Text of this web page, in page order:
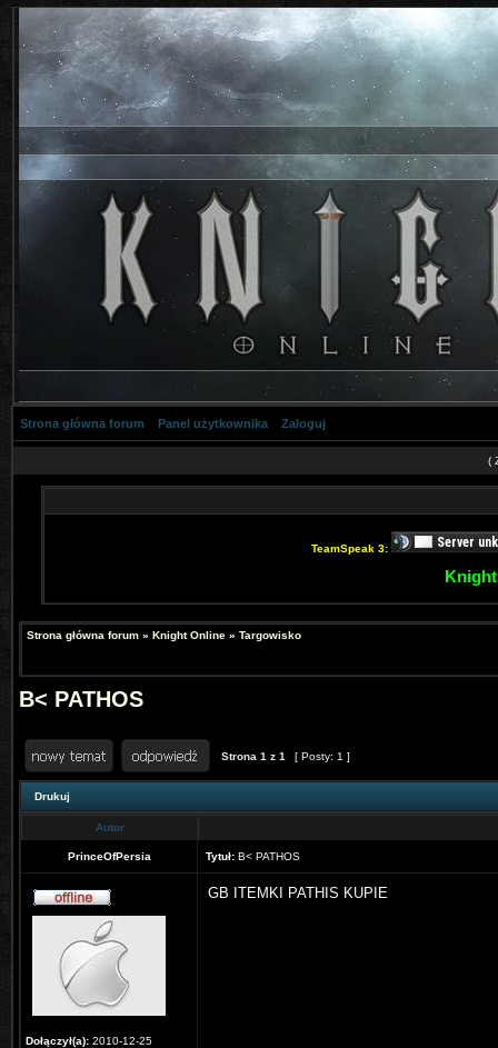
Strona główna forum Panel użytkownika Zaloguj
(
TeamSpeak 3:
Strona główna forum » Knight Online » Targowisko
B< PATHOS
Strona 1 z 1 [ Posty: 1 ]
Drukuj
Autor
PrinceOfPersia Tytuł: B< PATHOS
Dołączył(a): 2010-12-25
GB ITEMKI PATHIS KUPIE